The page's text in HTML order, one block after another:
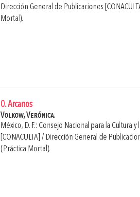
Dirección General de Publicaciones
Mortal).
0. Arcanos
Volkow, Verónica.
México, D. F.: Consejo Nacional para la Cultura y
[CONACULTA] / Dirección General de
(Práctica Mortal).